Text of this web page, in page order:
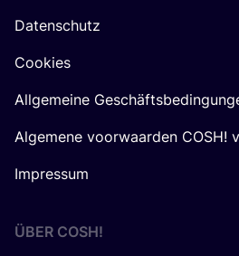
Datenschutz
Cookies
Allgemeine
Algemene voorwaarden COSH!
Impressum
ÜBER COSH!